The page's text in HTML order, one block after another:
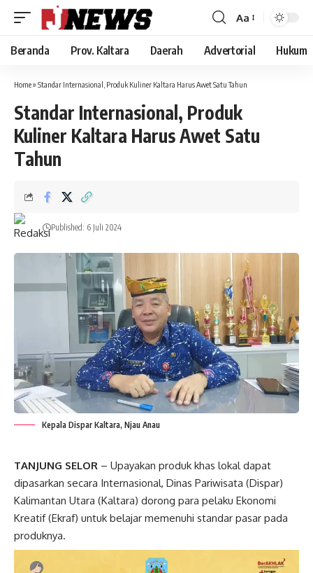
Font
Resizer
Aa
Beranda Prov. Kaltara Daerah Advertorial Hukum
Home» Standar Internasional, Produk Kuliner Kaltara Harus Awet Satu Tahun
Standar Internasional, Produk
Kuliner Kaltara Harus Awet Satu
Tahun
Published: 6 Juli 2024
Kepala Dispar Kaltara, Njau Anau
TANJUNG SELOR – Upayakan produk khas lokal dapat
dipasarkan secara Internasional, Dinas Pariwisata (Dispar)
Kalimantan Utara (Kaltara) dorong para pelaku Ekonomi
Kreatif (Ekraf) untuk belajar memenuhi standar pasar pada
produknya.